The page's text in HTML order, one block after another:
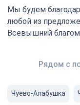
Мы будем
любой из
Всевышний
Рядом с
Чуево-Алабушка